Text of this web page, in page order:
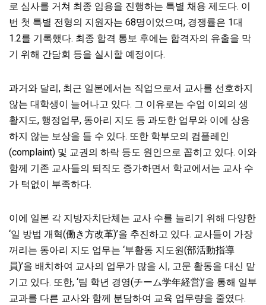
로 심사를 거쳐 최종 임용을 진행하는 특별 채용 제도다. 이
번 첫 특별 전형의 지원자는 68명이었으며, 경쟁률은 1대
1.2를 기록했다. 최종 합격 통보 후에는 합격자의 유출을 막
기 위해 간담회 등을 실시할 예정이다.
과거와 달리, 최근 일본에서는 직업으로서 교사를 선호하지
않는 대학생이 늘어나고 있다. 그 이유로는 수업 이외의 생
활지도, 행정업무, 동아리 지도 등 과도한 업무와 이에 상응
하지 않는 보상을 들 수 있다. 또한 학부모의 컴플레인
(complaint) 및 교권의 하락 등도 원인으로 꼽히고 있다. 이와
함께 기존 교사들의 퇴직도 증가하면서 학교에서는 교사 수
가 턱없이 부족하다.
이에 일본 각 지방자치단체는 교사 수를 늘리기 위해 다양한
‘일 방법 개혁(働き方改革)’을 추진하고 있다. 교사들이 가장
꺼리는 동아리 지도 업무는 ‘부활동 지도원(部活動指導
員)’을 배치하여 교사의 업무가 많을 시, 고문 활동을 대신 맡
기고 있다. 또한, ‘팀 학년 경영(チーム学年経営)’을 통해 일부
교과를 다른 교사와 함께 분담하여 교육 업무량을 줄였다.